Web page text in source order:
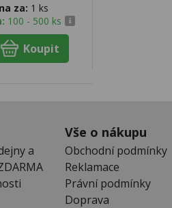
za: 1 ks
100 - 500 ks
a
Vše o nákupu
Obchodní podmínky
Reklamace
Právní podmínky
Doprava